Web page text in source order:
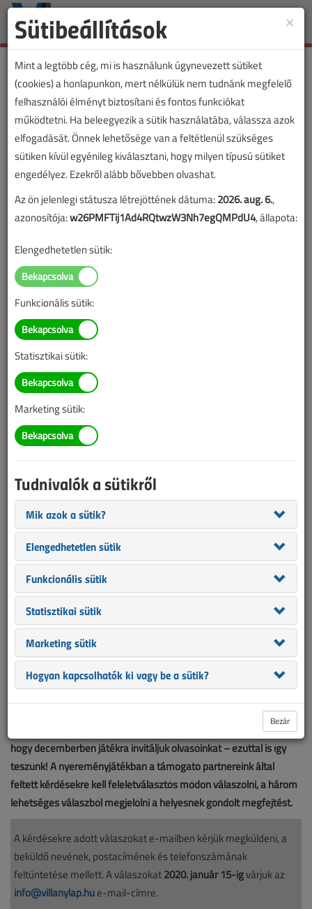
Toggle
Lapszám:
Játék
Karácsonyi nyereményjáték
Beküldési határidő: 2020. január 15.
Figylem! Ez a cikk 7 éve frissült utoljára. A benne szereplő
információk mára aktualitásukat veszíthették, valamint a tartalom
helyenként hiányos lehet (képek, táblázatok stb.).
A Villanyszerelők Lapja hosszú évekre visszanyúló hagyománya,
hogy decemberben játékra invitáljuk olvasóinkat – ezúttal is így
teszünk! A nyereményjátékban a támogató partnereink által
feltett kérdésekre kell feleletválasztós módon válaszolni, a három
lehetséges válaszból megjelölni a helyesnek gondolt megfejtést.
A kérdésekre adott válaszokat e-mailben kérjük megküldeni, a
beküldő nevének, postacímének és telefonszámának
feltüntetése mellett. A válaszokat2020. január 15-igvárjuk az
info@villanylap.hue-mail-címre.
×
Sütibeállítások
Mint a legtöbb cég, mi is használunk úgynevezett sütiket
(cookies) a honlapunkon, mert nélkülük nem tudnánk megfelelő
felhasználói élményt biztosítani és fontos funkciókat
működtetni. Ha beleegyezik a sütik használatába, válassza azok
elfogadását. Önnek lehetősége van a feltétlenül szükséges
sütiken kívül egyénileg kiválasztani, hogy milyen típusú sütiket
engedélyez. Ezekről alább bővebben olvashat.
Az ön jelenlegi státusza létrejöttének dátuma:2026. aug. 6.,
azonosítója:w26PMFTij1Ad4RQtwzW3Nh7egQMPdU4, állapota:
Elengedhetetlen sütik:
Funkcionális sütik:
Statisztikai sütik:
Marketing sütik:
Tudnivalók a sütikről
Mik azok a sütik?
Elengedhetetlen sütik
Funkcionális sütik
Statisztikai sütik
Marketing sütik
Hogyan kapcsolhatók ki vagy be a sütik?
Bezár